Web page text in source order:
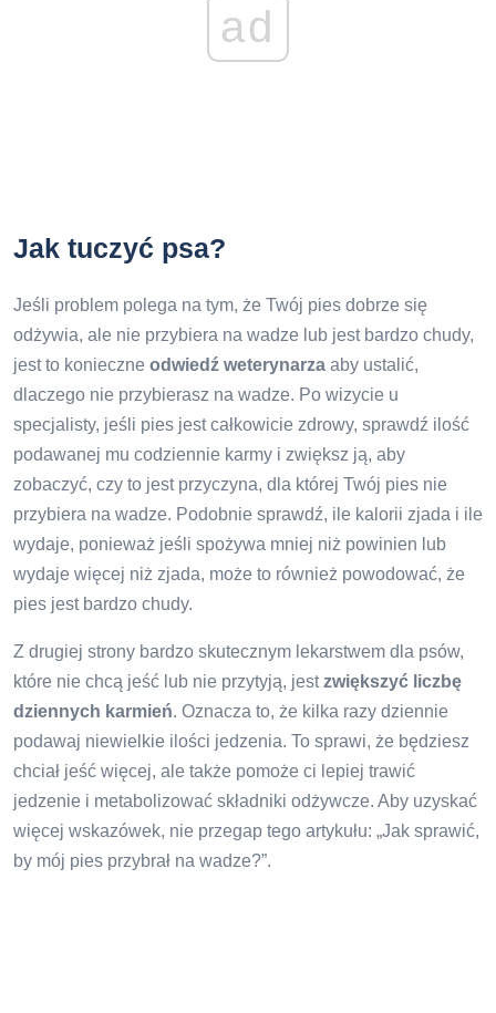
ad
Jak tuczyć psa?
Jeśli problem polega na tym, że Twój pies dobrze się
odżywia, ale nie przybiera na wadze lub jest bardzo chudy,
jest to konieczne odwiedź weterynarza aby ustalić,
dlaczego nie przybierasz na wadze. Po wizycie u
specjalisty, jeśli pies jest całkowicie zdrowy, sprawdź ilość
podawanej mu codziennie karmy i zwiększ ją, aby
zobaczyć, czy to jest przyczyna, dla której Twój pies nie
przybiera na wadze. Podobnie sprawdź, ile kalorii zjada i ile
wydaje, ponieważ jeśli spożywa mniej niż powinien lub
wydaje więcej niż zjada, może to również powodować, że
pies jest bardzo chudy.
Z drugiej strony bardzo skutecznym lekarstwem dla psów,
które nie chcą jeść lub nie przytyją, jestzwiększyć liczbę
dziennych karmień. Oznacza to, że kilka razy dziennie
podawaj niewielkie ilości jedzenia. To sprawi, że będziesz
chciał jeść więcej, ale także pomoże ci lepiej trawić
jedzenie i metabolizować składniki odżywcze. Aby uzyskać
więcej wskazówek, nie przegap tego artykułu: „Jak sprawić,
by mój pies przybrał na wadze?”.